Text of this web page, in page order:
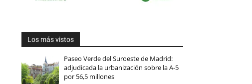
Los más vistos
Paseo Verde del Suroeste de Madrid:
adjudicada la urbanización sobre la A-5
por 56,5 millones